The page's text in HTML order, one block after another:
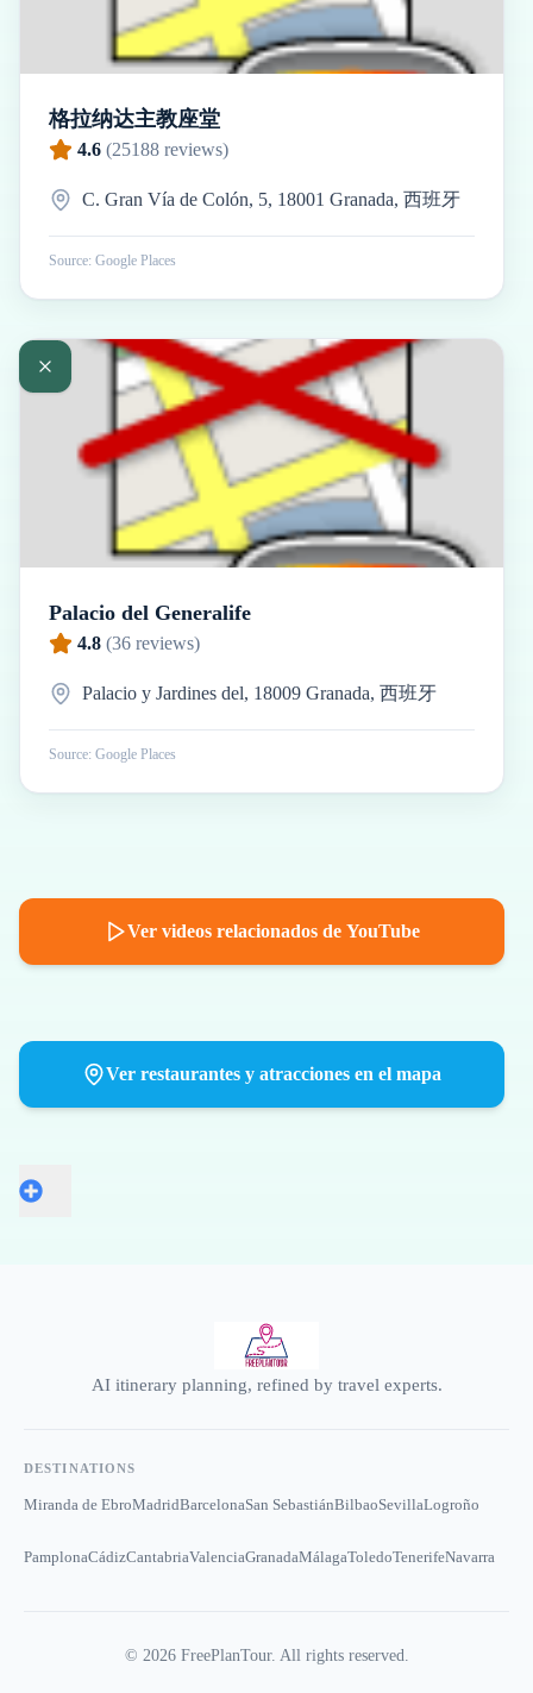
格拉纳达主教座堂
4.6 (25188 reviews)
C. Gran Vía de Colón, 5, 18001 Granada, 西班牙
Source: Google Places
Palacio del Generalife
4.8 (36 reviews)
Palacio y Jardines del, 18009 Granada, 西班牙
Source: Google Places
Ver videos relacionados de YouTube
Ver restaurantes y atracciones en el mapa
AI itinerary planning, refined by travel experts.
DESTINATIONS
Miranda de EbroMadridBarcelonaSan SebastiánBilbaoSevillaLogroño
PamplonaCádizCantabriaValenciaGranadaMálagaToledoTenerifeNavarra
© 2026FreePlanTour. All rights reserved.